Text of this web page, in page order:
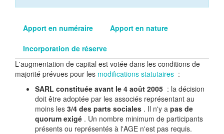
Apport en numéraire Apport en nature
Incorporation de réserve
L'augmentation de capital est votée dans les conditions de
majorité prévues pour les modifications statutaires :
SARL constituée avant le 4 août 2005 : la décision
doit être adoptée par les associés représentant au
moins les 3/4 des parts sociales . Il n'y a pas de
quorum exigé . Un nombre minimum de participants
présents ou représentés à l'AGE n'est pas requis.